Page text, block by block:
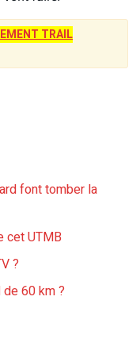
TRAIL
font tomber la
cet UTMB
?
60 km ?